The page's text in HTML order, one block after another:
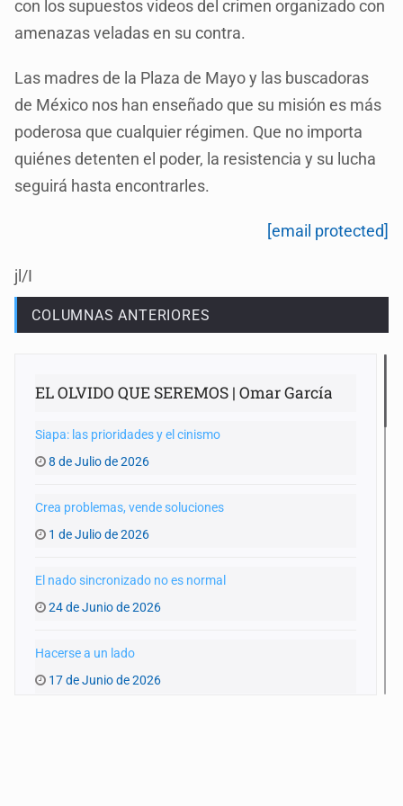
con los supuestos videos del crimen organizado con
amenazas veladas en su contra.
Las madres de la Plaza de Mayo y las buscadoras
de México nos han enseñado que su misión es más
poderosa que cualquier régimen. Que no importa
quiénes detenten el poder, la resistencia y su lucha
seguirá hasta encontrarles.
[email protected]
jl/I
COLUMNAS ANTERIORES
EL OLVIDO QUE SEREMOS | Omar García
Siapa: las prioridades y el cinismo
8 de Julio de 2026
Crea problemas, vende soluciones
1 de Julio de 2026
El nado sincronizado no es normal
24 de Junio de 2026
Hacerse a un lado
17 de Junio de 2026